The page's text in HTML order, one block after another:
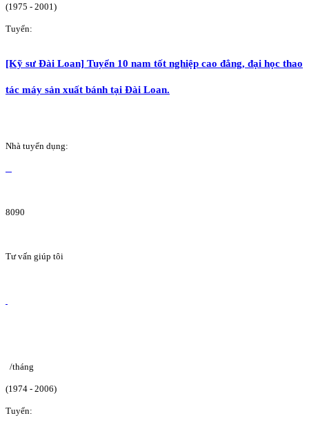
(1975 - 2001)
Tuyển:
[Kỹ sư Đài Loan] Tuyển 10 nam tốt nghiệp cao đẳng, đại học thao
tác máy sản xuất bánh tại Đài Loan.
Nhà tuyển dụng:
8090
Tư vấn giúp tôi
/tháng
(1974 - 2006)
Tuyển: